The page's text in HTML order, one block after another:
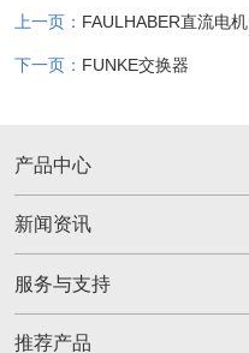
上一页： FAULHABER直流电机
下一页： FUNKE交换器
产品中心
新闻资讯
服务与支持
推荐产品